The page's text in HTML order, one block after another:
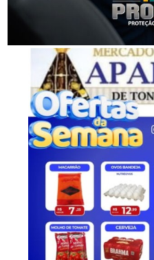
-